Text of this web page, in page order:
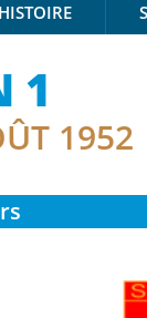
HISTOIRE
1
1952